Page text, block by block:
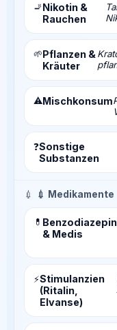
🚬Nikotin &
Rauchen
🌱Pflanzen &
Kräuter
⚠️Mischkonsum
❓Sonstige
Substanzen
💉 💉 Medikamente
💊
& Medis
⚡Stimulanzien
(Ritalin,
Elvanse)